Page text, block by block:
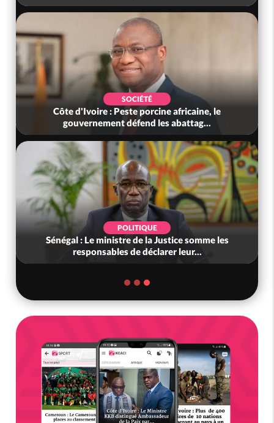
SOCIÉTÉ
Côte d'Ivoire : Peste porcine africaine, le
gouvernement défend les abattag...
POLITIQUE
Sénégal : Le ministre de la Justice somme les
responsables de déclarer leur...